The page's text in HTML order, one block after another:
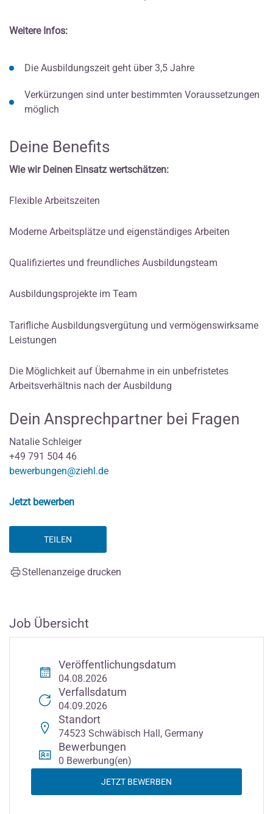
Weitere Infos:
Die Ausbildungszeit geht über 3,5 Jahre
Verkürzungen sind unter bestimmten Voraussetzungen
möglich
Deine Benefits
Wie wir Deinen Einsatz wertschätzen:
Flexible Arbeitszeiten
Moderne Arbeitsplätze und eigenständiges Arbeiten
Qualifiziertes und freundliches Ausbildungsteam
Ausbildungsprojekte im Team
Tarifliche Ausbildungsvergütung und vermögenswirksame
Leistungen
Die Möglichkeit auf Übernahme in ein unbefristetes
Arbeitsverhältnis nach der Ausbildung
Dein Ansprechpartner bei Fragen
Natalie Schleiger
+49 791 504 46
bewerbungen@ziehl.de
Jetzt bewerben
TEILEN
Stellenanzeige drucken
Job Übersicht
Veröffentlichungsdatum
04.08.2026
Verfallsdatum
04.09.2026
Standort
74523 Schwäbisch Hall, Germany
Bewerbungen
0 Bewerbung(en)
JETZT BEWERBEN